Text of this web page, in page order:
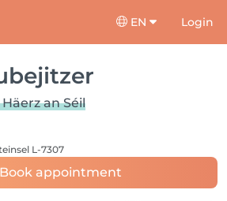
EN Login
an Séil
L-7307
Book appointment